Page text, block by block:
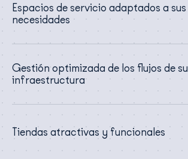
Espacios de servicio adaptados a sus
necesidades
Gestión optimizada de los flujos de su
infraestructura
Tiendas atractivas y funcionales